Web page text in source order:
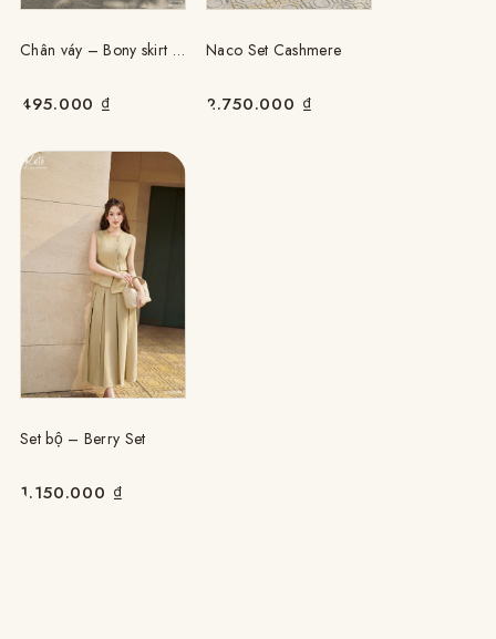
Chân váy – Bony skirt – Xanh mint
495.000 ₫
Naco Set Cashmere
2.750.000 ₫
Set bộ – Berry Set
1.150.000 ₫